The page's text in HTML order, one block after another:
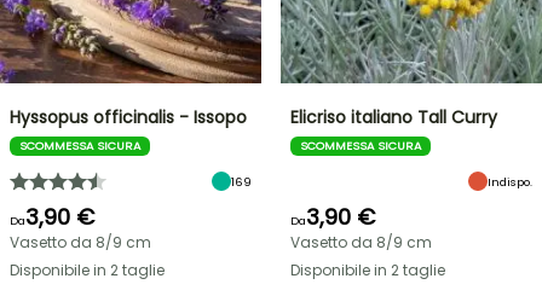
Hyssopus officinalis - Issopo
SCOMMESSA SICURA
169
Da3,90 €
Vasetto da 8/9 cm
Disponibile in 2 taglie
Elicriso italiano Tall Curry
SCOMMESSA SICURA
Indispo.
Da3,90 €
Vasetto da 8/9 cm
Disponibile in 2 taglie